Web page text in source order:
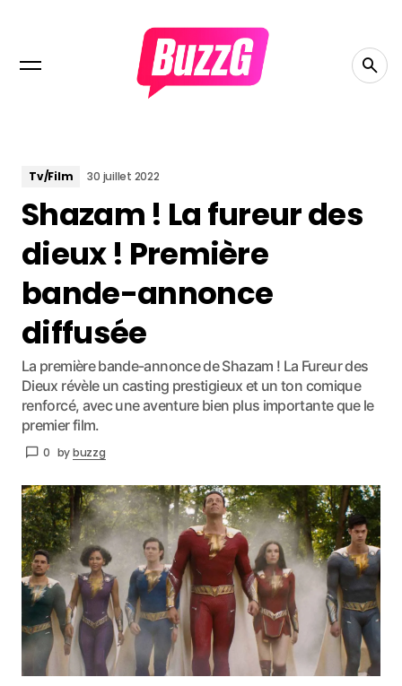
Tv/Film 30 juillet 2022
Shazam ! La fureur des
dieux ! Première
bande-annonce
diffusée
La première bande-annonce de Shazam ! La Fureur des
Dieux révèle un casting prestigieux et un ton comique
renforcé, avec une aventure bien plus importante que le
premier film.
0 bybuzzg